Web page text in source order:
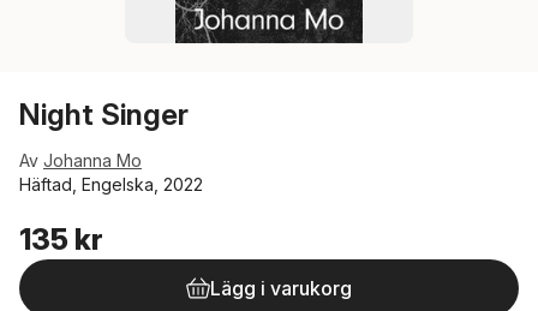
Night Singer
Av Johanna Mo
Häftad, Engelska, 2022
135 kr
Lägg i varukorg